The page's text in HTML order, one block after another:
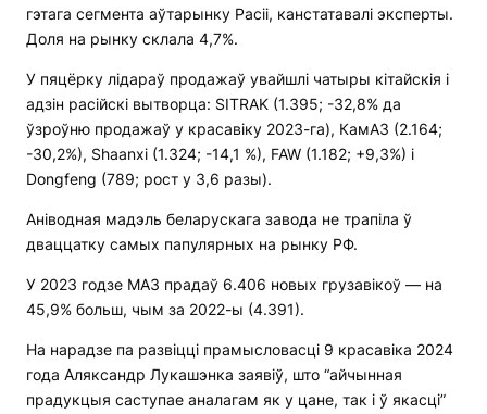
гэтага сегмента аўтарынку Расіі, канстатавалі эксперты.
Доля на рынку склала 4,7%.
У пяцёрку лідараў продажаў увайшлі чатыры кітайскія і
адзін расійскі вытворца: SITRAK (1.395; -32,8% да
ўзроўню продажаў у красавіку 2023-га), КамАЗ (2.164;
-30,2%), Shaanxi (1.324; -14,1 %), FAW (1.182; +9,3%) і
Dongfeng (789; рост у 3,6 разы).
Аніводная мадэль беларускага завода не трапіла ў
дваццатку самых папулярных на рынку РФ.
У 2023 годзе МАЗ прадаў 6.406 новых грузавікоў — на
45,9% больш, чым за 2022-ы (4.391).
На нарадзе па развіцці прамысловасці 9 красавіка 2024
года Аляксандр Лукашэнка заявіў, што “айчынная
прадукцыя саступае аналагам як у цане, так і ў якасці”